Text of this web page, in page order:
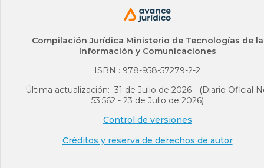
fuera pagado por la demandada; 4) El 28 de junio
2002 agotó la vía gubernativa solicitando el
fue resuelta desfavorablemente a sus intereses el 22
julio siguiente; 5) Las funciones ejercidas
a las de una verdadera empleada del Instituto de
Seguros Sociales, pues las ejecutaba en sus
instalaciones, con sus elementos de trabajo; portaba
tenía la obligación de asistir a los cursos y
capacitación que la entidad demandada dictaba a
Compilación Jurídica Ministerio de Tecnologías de la
Información y Comunicaciones
ISBN : 978-958-57279-2-2
Última actualización: 31 de Julio de 2026 - (Diario Oficial
53.562 - 23 de Julio de 2026)
Control de versiones
Créditos y reserva de derechos de autor